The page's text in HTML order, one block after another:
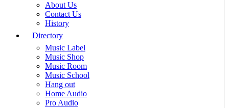
About Us
Contact Us
History
Directory
Music Label
Music Shop
Music Room
Music School
Hang out
Home Audio
Pro Audio